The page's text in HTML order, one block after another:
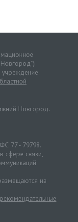
учреждение
Новгород.
77 - 79798.
сфере связи,
на
рекомендательные